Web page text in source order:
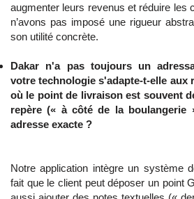
augmenter leurs revenus et réduire les
n’avons pas imposé une rigueur
son utilité concrète.
Dakar n'a pas toujours un
votre technologie s'adapte-t-elle aux
où le point de livraison est souvent
repère (« à côté de la boulangerie
adresse exacte ?
Notre application intègre un système
fait que le client peut déposer un point